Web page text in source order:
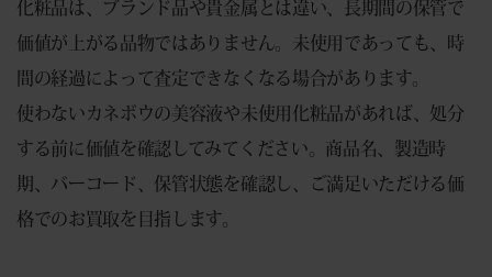
化粧品は、ブランド品や貴金属とは違い、長期間の保管で
価値が上がる品物ではありません。未使用であっても、時
間の経過によって査定できなくなる場合があります。
使わないカネボウの美容液や未使用化粧品があれば、処分
する前に価値を確認してみてください。商品名、製造時
期、バーコード、保管状態を確認し、ご満足いただける価
格でのお買取を目指します。